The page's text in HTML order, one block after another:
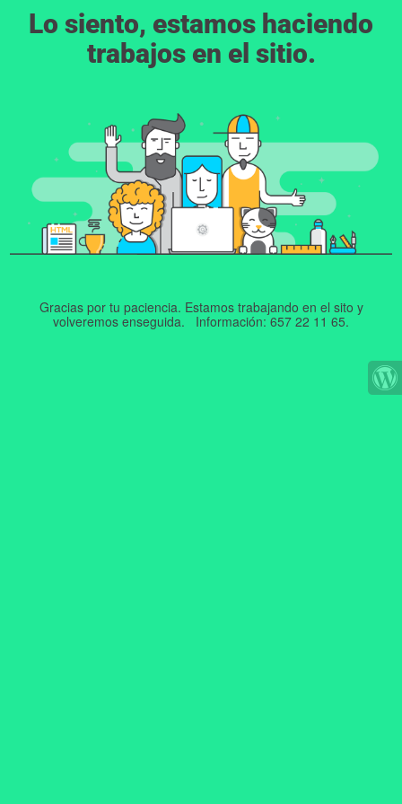
Lo siento, estamos haciendo
trabajos en el sitio.
Gracias por tu paciencia. Estamos trabajando en el sito y
volveremos enseguida. Información: 657 22 11 65.